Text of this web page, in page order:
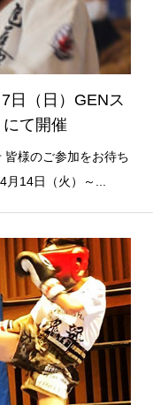
日（日）GENス
て開催
皆様のご参加をお待ち
月14日（火）～...